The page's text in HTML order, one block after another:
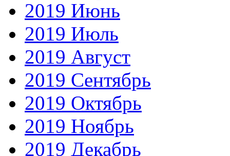
2019 Июнь
2019 Июль
2019 Август
2019 Сентябрь
2019 Октябрь
2019 Ноябрь
2019 Декабрь